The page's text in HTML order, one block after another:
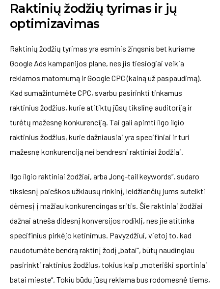
Raktinių žodžių tyrimas ir jų
optimizavimas
Raktinių žodžių tyrimas yra esminis žingsnis bet kuriame
Google Ads kampanijos plane, nes jis tiesiogiai veikia
reklamos matomumą ir Google CPC (kainą už paspaudimą).
Kad sumažintumėte CPC, svarbu pasirinkti tinkamus
raktinius žodžius, kurie atitiktų jūsų tikslinę auditoriją ir
turėtų mažesnę konkurenciją. Tai gali apimti ilgo ilgio
raktinius žodžius, kurie dažniausiai yra specifiniai ir turi
mažesnę konkurenciją nei bendresni raktiniai žodžiai.
Ilgo ilgio raktiniai žodžiai, arba „long-tail keywords“, sudaro
tikslesnį paieškos užklausų rinkinį, leidžiančių jums sutelkti
dėmesį į mažiau konkurencingas sritis. Šie raktiniai žodžiai
dažnai atneša didesnį konversijos rodiklį, nes jie atitinka
specifinius pirkėjo ketinimus. Pavyzdžiui, vietoj to, kad
naudotumėte bendrą raktinį žodį „batai“, būtų naudingiau
pasirinkti raktinius žodžius, tokius kaip „moteriški sportiniai
batai mieste“. Tokiu būdu jūsų reklama bus rodomesnė tiems,